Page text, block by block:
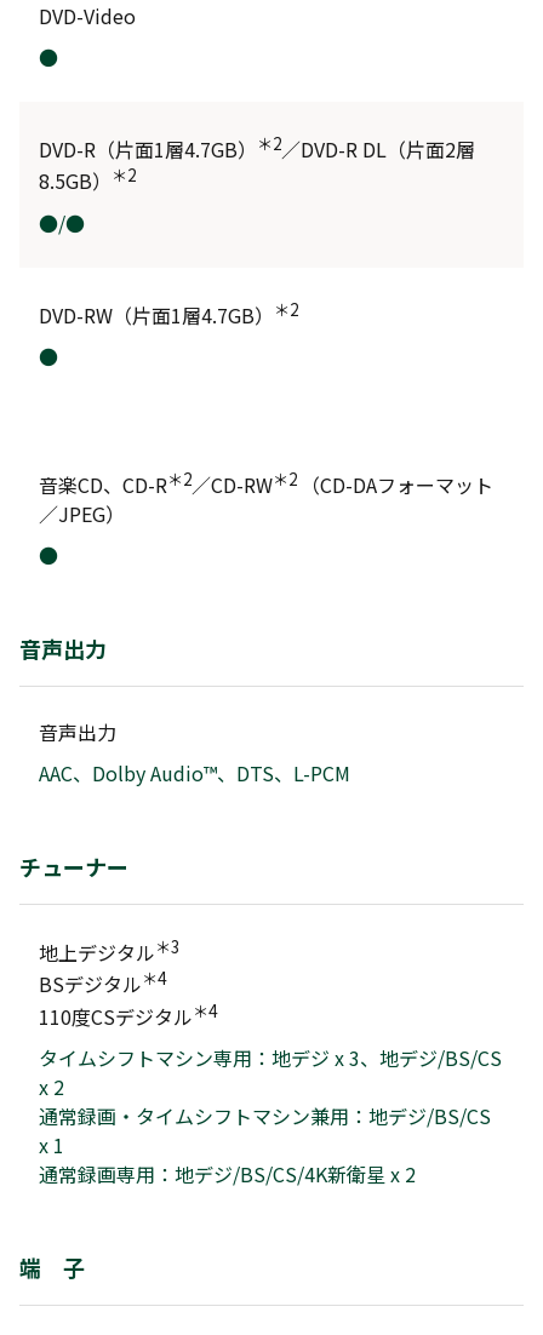
DVD-Video
●
DVD-R（片面1層4.7GB） ＊2／DVD-R DL（片面2層
8.5GB）
＊2
●/●
DVD-RW（片面1層4.7GB） ＊2
●
音楽CD、CD-R＊2／CD-RW＊2
（CD-DAフォーマット
／JPEG）
●
音声出力
音声出力
AAC、Dolby Audio™、DTS、L-PCM
チューナー
地上デジタル＊3
BSデジタル＊4
110度CSデジタル＊4
タイムシフトマシン専用：地デジ x 3、地デジ/BS/CS
x 2
通常録画・タイムシフトマシン兼用：地デジ/BS/CS
x 1
通常録画専用：地デジ/BS/CS/4K新衛星 x 2
端 子